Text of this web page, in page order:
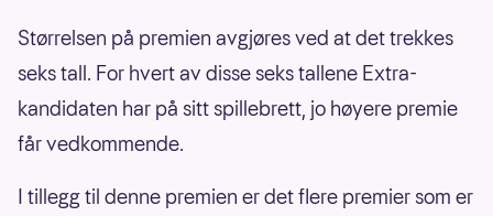
Størrelsen på premien avgjøres ved at det trekkes
seks tall. For hvert av disse seks tallene Extra-
kandidaten har på sitt spillebrett, jo høyere premie
får vedkommende.
I tillegg til denne premien er det flere premier som er